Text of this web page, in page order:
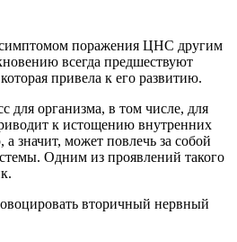
поражения ЦНС другим
всегда предшествуют
привела к его развитию.
для организма, в том числе, для
к истощению внутренних
значит, может повлечь за собой
Одним из проявлений такого
вторичный нервный